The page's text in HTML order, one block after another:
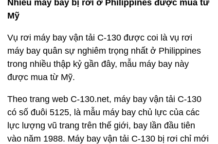
Nhiều máy bay bị rơi ở Philippines được mua từ
Mỹ
Vụ rơi máy bay vận tải C-130 được coi là vụ rơi
máy bay quân sự nghiêm trọng nhất ở Philippines
trong nhiều thập kỷ gần đây, mẫu máy bay này
được mua từ Mỹ.
Theo trang web C-130.net, máy bay vận tải C-130
có số đuôi 5125, là mẫu máy bay chủ lực của các
lực lượng vũ trang trên thế giới, bay lần đầu tiên
vào năm 1988. Máy bay vận tải C-130 bị rơi chỉ mới